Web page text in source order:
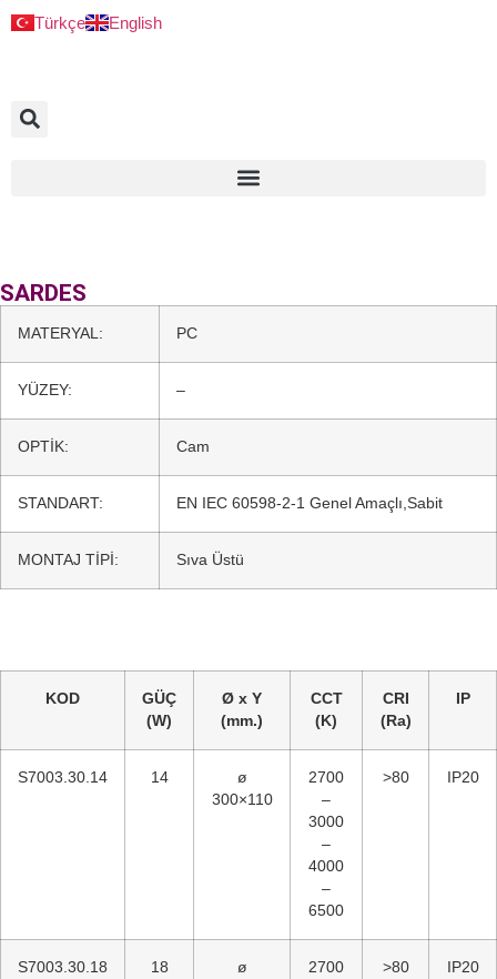
Türkçe English
SARDES
MATERYAL: PC
YÜZEY: –
OPTİK: Cam
STANDART: EN IEC 60598-2-1 Genel Amaçlı,Sabit
MONTAJ TİPİ: Sıva Üstü
KOD
GÜÇ
(W)
Ø x Y
(mm.)
CCT
(K)
CRI
(Ra)
IP
S7003.30.14 14
ø
300×110
2700
–
3000
–
4000
–
6500
>80 IP20
S7003.30.18 18
ø
2700
>80 IP20